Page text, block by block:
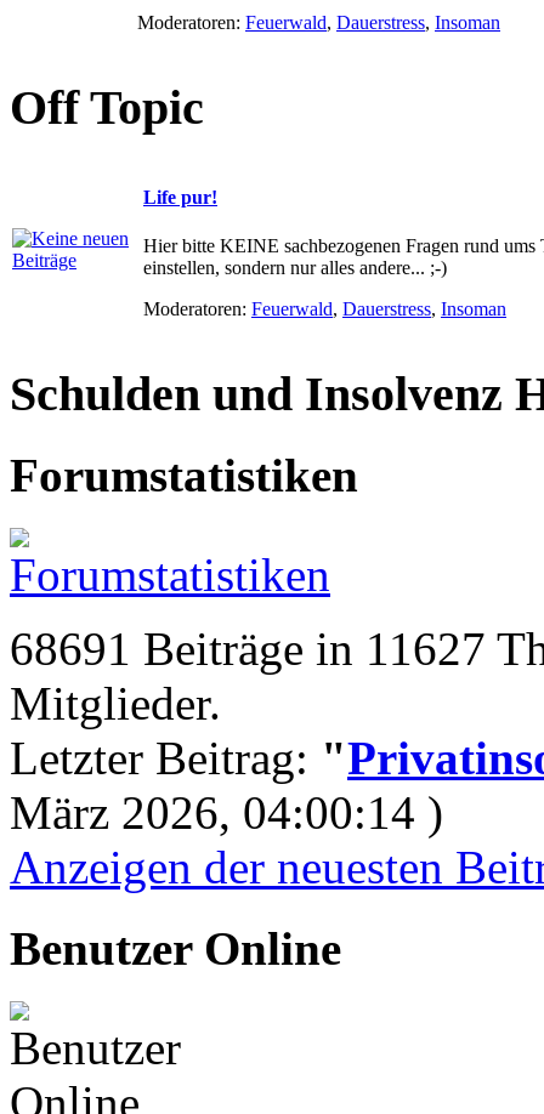
Moderatoren: Feuerwald, Dauerstress, Insoman
Off Topic
Life pur!
Hier bitte KEINE sachbezogenen Fragen rund
einstellen, sondern nur alles andere... ;-)
Moderatoren: Feuerwald, Dauerstress, Insoman
Schulden und Insolvenz
Forumstatistiken
68691 Beiträge in 11627
Mitglieder.
Letzter Beitrag: "
März 2026, 04:00:14 )
Anzeigen der neuesten
Benutzer Online